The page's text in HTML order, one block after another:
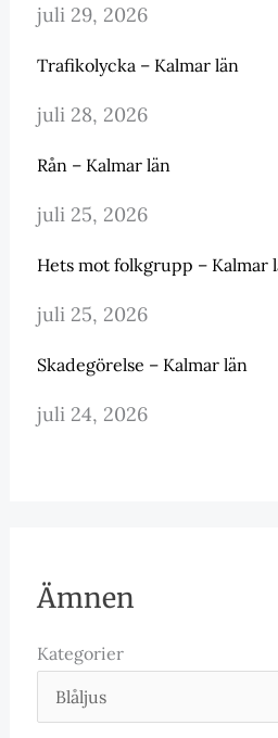
juli 29, 2026
Trafikolycka – Kalmar län
juli 28, 2026
Rån – Kalmar län
juli 25, 2026
Hets mot folkgrupp – Kalmar
juli 25, 2026
Skadegörelse – Kalmar län
juli 24, 2026
Ämnen
Kategorier